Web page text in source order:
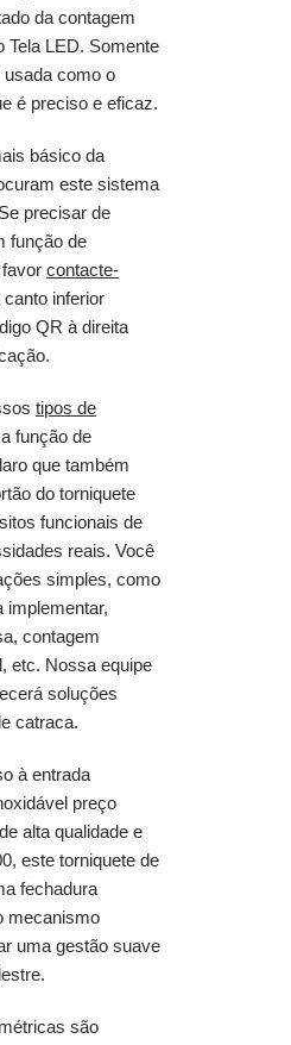
da contagem
Tela LED. Somente
como o
é preciso e eficaz.
básico da
este sistema
precisar de
função de
contacte-
inferior
QR à direita
tipos de
função de
que também
do torniquete
funcionais de
reais. Você
simples, como
implementar,
contagem
etc. Nossa equipe
soluções
catraca.
à entrada
preço
alta qualidade e
este torniquete de
fechadura
mecanismo
uma gestão suave
são